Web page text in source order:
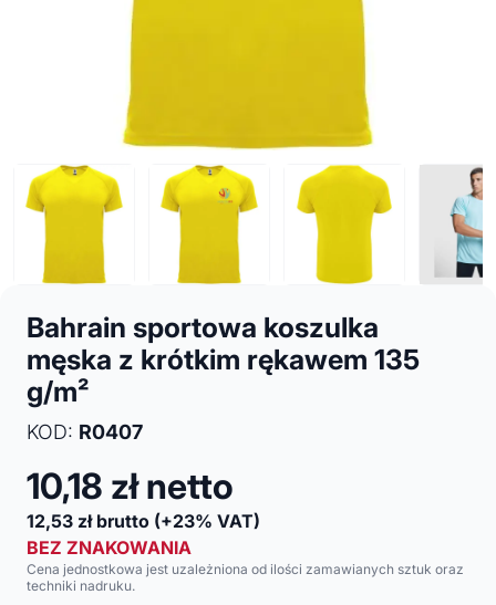
Bahrain sportowa koszulka
męska z krótkim rękawem 135
g/m²
KOD: R0407
10,18 zł netto
12,53 zł brutto (+23% VAT)
BEZ ZNAKOWANIA
Cena jednostkowa jest uzależniona od ilości zamawianych sztuk oraz
techniki nadruku.